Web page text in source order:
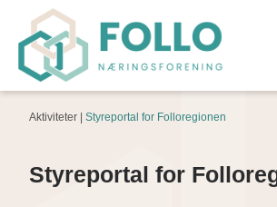
Aktiviteter | Styreportal for Folloregionen
Styreportal for